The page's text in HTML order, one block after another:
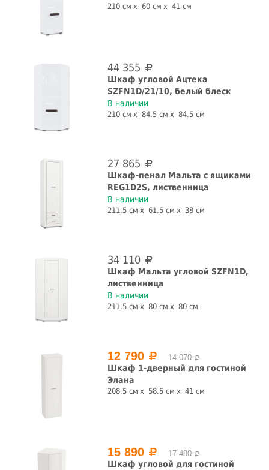
210 см 60 см 41 см
44 355
Шкаф угловой Ацтека
SZFN1D/21/10, белый блеск
В наличии
210 см 84.5 см 84.5 см
27 865
Шкаф-пенал Мальта с ящиками
REG1D2S, лиственница
В наличии
211.5 см 61.5 см 38 см
34 110
Шкаф Мальта угловой SZFN1D,
лиственница
В наличии
211.5 см 80 см 80 см
12 790 14 070
Шкаф 1-дверный для гостиной
Элана
208.5 см 58.5 см 41 см
15 890 17 480
Шкаф угловой для гостиной